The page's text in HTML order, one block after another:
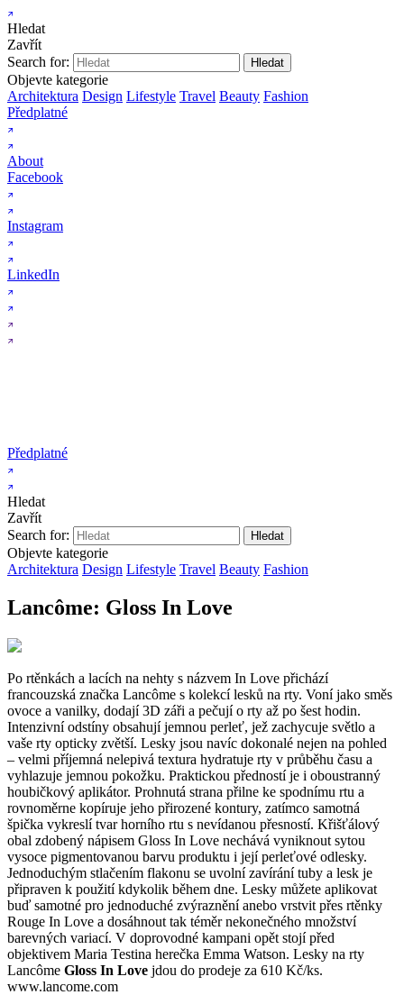
Hledat
Zavřít
Search for:
Objevte kategorie
Architektura Design Lifestyle Travel Beauty Fashion
Předplatné
About
Facebook
Instagram
LinkedIn
Předplatné
Hledat
Zavřít
Search for:
Objevte kategorie
Architektura Design Lifestyle Travel Beauty Fashion
Lancôme: Gloss In Love
Po rtěnkách a lacích na nehty s názvem In Love přichází
francouzská značka Lancôme s kolekcí lesků na rty. Voní jako směs
ovoce a vanilky, dodají 3D záři a pečují o rty až po šest hodin.
Intenzivní odstíny obsahují jemnou perleť, jež zachycuje světlo a
vaše rty opticky zvětší. Lesky jsou navíc dokonalé nejen na pohled
– velmi příjemná nelepivá textura hydratuje rty v průběhu času a
vyhlazuje jemnou pokožku. Praktickou předností je i oboustranný
houbičkový aplikátor. Prohnutá strana přilne ke spodnímu rtu a
rovnoměrne kopíruje jeho přirozené kontury, zatímco samotná
špička vykreslí tvar horního rtu s nevídanou přesností. Křišťálový
obal zdobený nápisem Gloss In Love nechává vyniknout sytou
vysoce pigmentovanou barvu produktu i její perleťové odlesky.
Jednoduchým stlačením flakonu se uvolní zavírání tuby a lesk je
připraven k použití kdykolik během dne. Lesky můžete aplikovat
buď samotné pro jednoduché zvýraznění anebo vrstvit přes rtěnky
Rouge In Love a dosáhnout tak téměr nekonečného množství
barevných variací. V doprovodné kampani opět stojí před
objektivem Maria Testina herečka Emma Watson. Lesky na rty
Lancôme Gloss In Love jdou do prodeje za 610 Kč/ks.
www.lancome.com